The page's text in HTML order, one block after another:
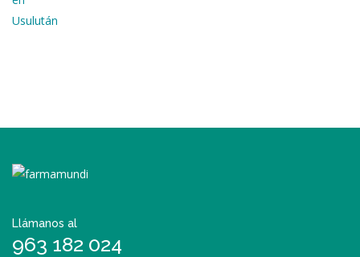
Llámanos al
963 182 024